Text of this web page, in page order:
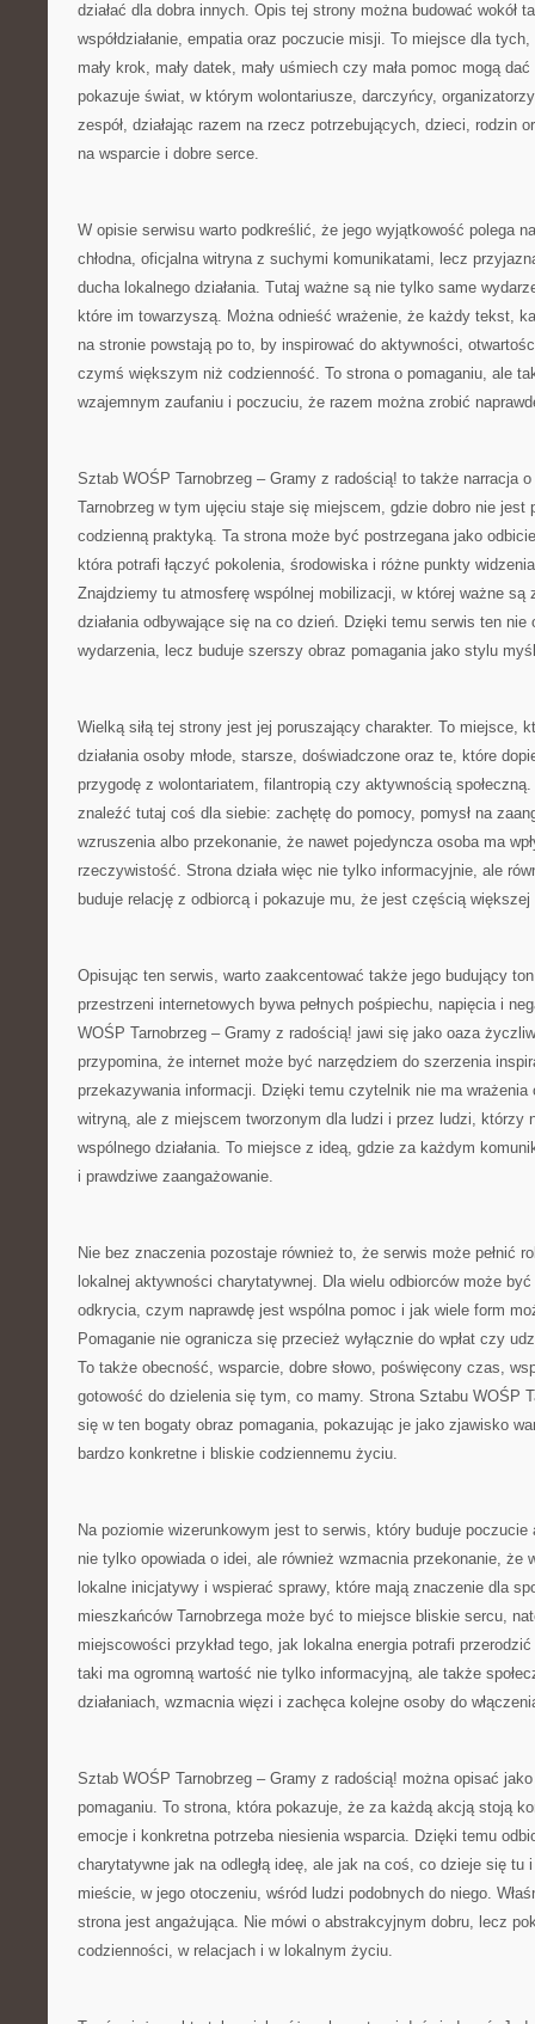
działać dla dobra innych. Opis tej strony można budować wokół
współdziałanie, empatia oraz poczucie misji. To miejsce dla
mały krok, mały datek, mały uśmiech czy mała pomoc mogą
pokazuje świat, w którym wolontariusze, darczyńcy,
zespół, działając razem na rzecz potrzebujących, dzieci, rodzin
na wsparcie i dobre serce.
W opisie serwisu warto podkreślić, że jego wyjątkowość polega
chłodna, oficjalna witryna z suchymi komunikatami, lecz
ducha lokalnego działania. Tutaj ważne są nie tylko same
które im towarzyszą. Można odnieść wrażenie, że każdy tekst,
na stronie powstają po to, by inspirować do aktywności,
czymś większym niż codzienność. To strona o pomaganiu, ale
wzajemnym zaufaniu i poczuciu, że razem można zrobić
Sztab WOŚP Tarnobrzeg – Gramy z radością! to także narracja
Tarnobrzeg w tym ujęciu staje się miejscem, gdzie dobro nie jest
codzienną praktyką. Ta strona może być postrzegana jako
która potrafi łączyć pokolenia, środowiska i różne punkty
Znajdziemy tu atmosferę wspólnej mobilizacji, w której ważne są
działania odbywające się na co dzień. Dzięki temu serwis ten nie
wydarzenia, lecz buduje szerszy obraz pomagania jako stylu
Wielką siłą tej strony jest jej poruszający charakter. To miejsce,
działania osoby młode, starsze, doświadczone oraz te, które
przygodę z wolontariatem, filantropią czy aktywnością
znaleźć tutaj coś dla siebie: zachętę do pomocy, pomysł na
wzruszenia albo przekonanie, że nawet pojedyncza osoba ma
rzeczywistość. Strona działa więc nie tylko informacyjnie, ale
buduje relację z odbiorcą i pokazuje mu, że jest częścią większej
Opisując ten serwis, warto zaakcentować także jego budujący
przestrzeni internetowych bywa pełnych pośpiechu, napięcia i
WOŚP Tarnobrzeg – Gramy z radością! jawi się jako oaza
przypomina, że internet może być narzędziem do szerzenia
przekazywania informacji. Dzięki temu czytelnik nie ma wrażenia
witryną, ale z miejscem tworzonym dla ludzi i przez ludzi, którzy
wspólnego działania. To miejsce z ideą, gdzie za każdym
i prawdziwe zaangażowanie.
Nie bez znaczenia pozostaje również to, że serwis może pełnić
lokalnej aktywności charytatywnej. Dla wielu odbiorców może
odkrycia, czym naprawdę jest wspólna pomoc i jak wiele form
Pomaganie nie ogranicza się przecież wyłącznie do wpłat czy
To także obecność, wsparcie, dobre słowo, poświęcony czas,
gotowość do dzielenia się tym, co mamy. Strona Sztabu WOŚP
się w ten bogaty obraz pomagania, pokazując je jako zjawisko
bardzo konkretne i bliskie codziennemu życiu.
Na poziomie wizerunkowym jest to serwis, który buduje
nie tylko opowiada o idei, ale również wzmacnia przekonanie, że
lokalne inicjatywy i wspierać sprawy, które mają znaczenie dla
mieszkańców Tarnobrzega może być to miejsce bliskie sercu,
miejscowości przykład tego, jak lokalna energia potrafi
taki ma ogromną wartość nie tylko informacyjną, ale także
działaniach, wzmacnia więzi i zachęca kolejne osoby do
Sztab WOŚP Tarnobrzeg – Gramy z radością! można opisać
pomaganiu. To strona, która pokazuje, że za każdą akcją stoją
emocje i konkretna potrzeba niesienia wsparcia. Dzięki temu
charytatywne jak na odległą ideę, ale jak na coś, co dzieje się tu
mieście, w jego otoczeniu, wśród ludzi podobnych do niego.
strona jest angażująca. Nie mówi o abstrakcyjnym dobru, lecz
codzienności, w relacjach i w lokalnym życiu.